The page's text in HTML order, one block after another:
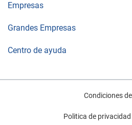
Empresas
Grandes Empresas
Centro de ayuda
Condiciones
Politica de